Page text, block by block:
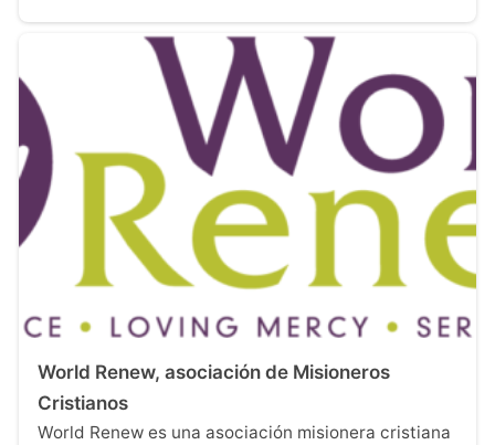
World Renew, asociación de Misioneros
Cristianos
World Renew es una asociación misionera cristiana